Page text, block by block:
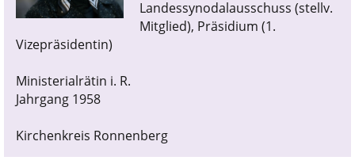
Landessynodalausschuss (stellv.
Mitglied), Präsidium (1.
Vizepräsidentin)
Ministerialrätin i. R.
Jahrgang 1958
Kirchenkreis Ronnenberg